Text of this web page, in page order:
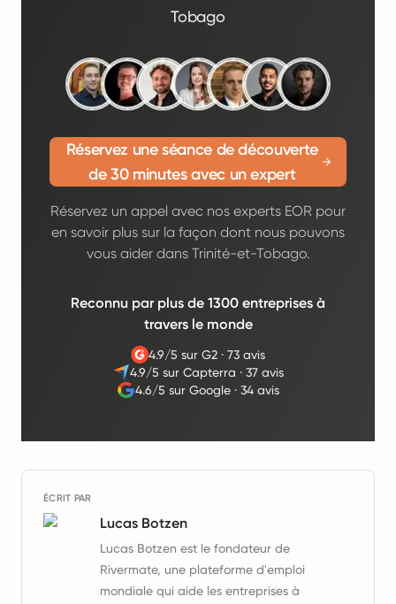
Tobago
Réservez une séance de découverte
de 30 minutes avec un expert
Réservez un appel avec nos experts EOR pour
en savoir plus sur la façon dont nous pouvons
vous aider dans Trinité-et-Tobago.
Reconnu par plus de 1300 entreprises à
travers le monde
4.9/5 sur G2 ·73 avis
4.9/5 sur Capterra ·37 avis
4.6/5 sur Google· 34 avis
ÉCRIT PAR
Lucas Botzen
Lucas Botzen est le fondateur de
Rivermate, une plateforme d'emploi
mondiale qui aide les entreprises à